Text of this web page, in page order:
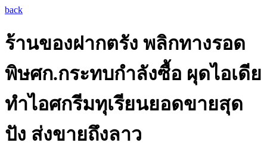
back
ร้านของฝากตรัง พลิกทางรอด
พิษศก.กระทบกำลังซื้อ ผุดไอเดีย
ทำไอศกรีมทุเรียนยอดขายสุด
ปัง ส่งขายถึงลาว